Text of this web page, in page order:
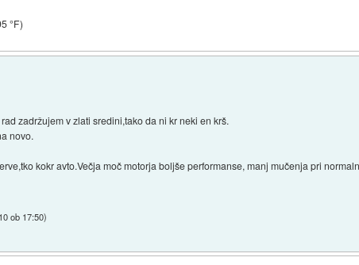
°F)
zadržujem v zlati sredini,tako da ni kr neki en krš.
novo.
kokr avto.Večja moč motorja boljše performanse, manj mučenja pri
ob 17:50)